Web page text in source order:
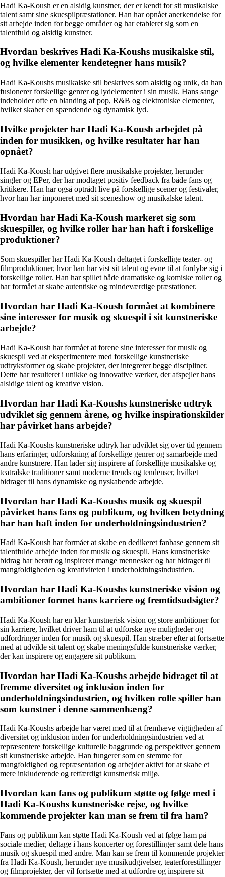
Hadi Ka-Koush er en alsidig kunstner, der er kendt for sit musikalske
talent samt sine skuespilpræstationer. Han har opnået anerkendelse for
sit arbejde inden for begge områder og har etableret sig som en
talentfuld og alsidig kunstner.
Hvordan beskrives Hadi Ka-Koushs musikalske stil,
og hvilke elementer kendetegner hans musik?
Hadi Ka-Koushs musikalske stil beskrives som alsidig og unik, da han
fusionerer forskellige genrer og lydelementer i sin musik. Hans sange
indeholder ofte en blanding af pop, R&B og elektroniske elementer,
hvilket skaber en spændende og dynamisk lyd.
Hvilke projekter har Hadi Ka-Koush arbejdet på
inden for musikken, og hvilke resultater har han
opnået?
Hadi Ka-Koush har udgivet flere musikalske projekter, herunder
singler og EPer, der har modtaget positiv feedback fra både fans og
kritikere. Han har også optrådt live på forskellige scener og festivaler,
hvor han har imponeret med sit sceneshow og musikalske talent.
Hvordan har Hadi Ka-Koush markeret sig som
skuespiller, og hvilke roller har han haft i forskellige
produktioner?
Som skuespiller har Hadi Ka-Koush deltaget i forskellige teater- og
filmproduktioner, hvor han har vist sit talent og evne til at fordybe sig i
forskellige roller. Han har spillet både dramatiske og komiske roller og
har formået at skabe autentiske og mindeværdige præstationer.
Hvordan har Hadi Ka-Koush formået at kombinere
sine interesser for musik og skuespil i sit kunstneriske
arbejde?
Hadi Ka-Koush har formået at forene sine interesser for musik og
skuespil ved at eksperimentere med forskellige kunstneriske
udtryksformer og skabe projekter, der integrerer begge discipliner.
Dette har resulteret i unikke og innovative værker, der afspejler hans
alsidige talent og kreative vision.
Hvordan har Hadi Ka-Koushs kunstneriske udtryk
udviklet sig gennem årene, og hvilke inspirationskilder
har påvirket hans arbejde?
Hadi Ka-Koushs kunstneriske udtryk har udviklet sig over tid gennem
hans erfaringer, udforskning af forskellige genrer og samarbejde med
andre kunstnere. Han lader sig inspirere af forskellige musikalske og
teatralske traditioner samt moderne trends og tendenser, hvilket
bidrager til hans dynamiske og nyskabende arbejde.
Hvordan har Hadi Ka-Koushs musik og skuespil
påvirket hans fans og publikum, og hvilken betydning
har han haft inden for underholdningsindustrien?
Hadi Ka-Koush har formået at skabe en dedikeret fanbase gennem sit
talentfulde arbejde inden for musik og skuespil. Hans kunstneriske
bidrag har berørt og inspireret mange mennesker og har bidraget til
mangfoldigheden og kreativiteten i underholdningsindustrien.
Hvordan har Hadi Ka-Koushs kunstneriske vision og
ambitioner formet hans karriere og fremtidsudsigter?
Hadi Ka-Koush har en klar kunstnerisk vision og store ambitioner for
sin karriere, hvilket driver ham til at udforske nye muligheder og
udfordringer inden for musik og skuespil. Han stræber efter at fortsætte
med at udvikle sit talent og skabe meningsfulde kunstneriske værker,
der kan inspirere og engagere sit publikum.
Hvordan har Hadi Ka-Koushs arbejde bidraget til at
fremme diversitet og inklusion inden for
underholdningsindustrien, og hvilken rolle spiller han
som kunstner i denne sammenhæng?
Hadi Ka-Koushs arbejde har været med til at fremhæve vigtigheden af
diversitet og inklusion inden for underholdningsindustrien ved at
repræsentere forskellige kulturelle baggrunde og perspektiver gennem
sit kunstneriske arbejde. Han fungerer som en stemme for
mangfoldighed og repræsentation og arbejder aktivt for at skabe et
mere inkluderende og retfærdigt kunstnerisk miljø.
Hvordan kan fans og publikum støtte og følge med i
Hadi Ka-Koushs kunstneriske rejse, og hvilke
kommende projekter kan man se frem til fra ham?
Fans og publikum kan støtte Hadi Ka-Koush ved at følge ham på
sociale medier, deltage i hans koncerter og forestillinger samt dele hans
musik og skuespil med andre. Man kan se frem til kommende projekter
fra Hadi Ka-Koush, herunder nye musikudgivelser, teaterforestillinger
og filmprojekter, der vil fortsætte med at udfordre og inspirere sit